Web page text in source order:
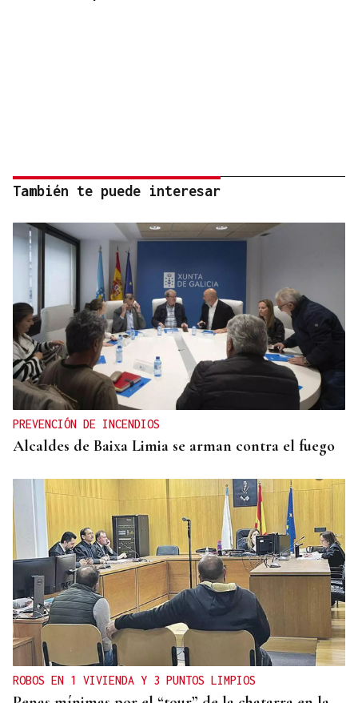
También te puede interesar
PREVENCIÓN DE INCENDIOS
Alcaldes de Baixa Limia se arman contra el fuego
ROBOS EN 1 VIVIENDA Y 3 PUNTOS LIMPIOS